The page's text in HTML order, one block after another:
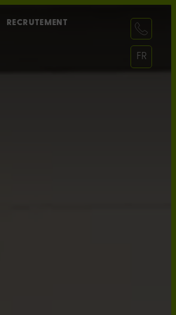
RECRUTEMENT
FR